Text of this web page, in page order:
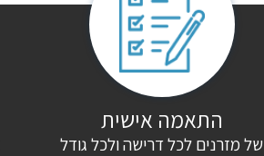
התאמה אישית
של מזרנים לכל דרישה ולכל גודל